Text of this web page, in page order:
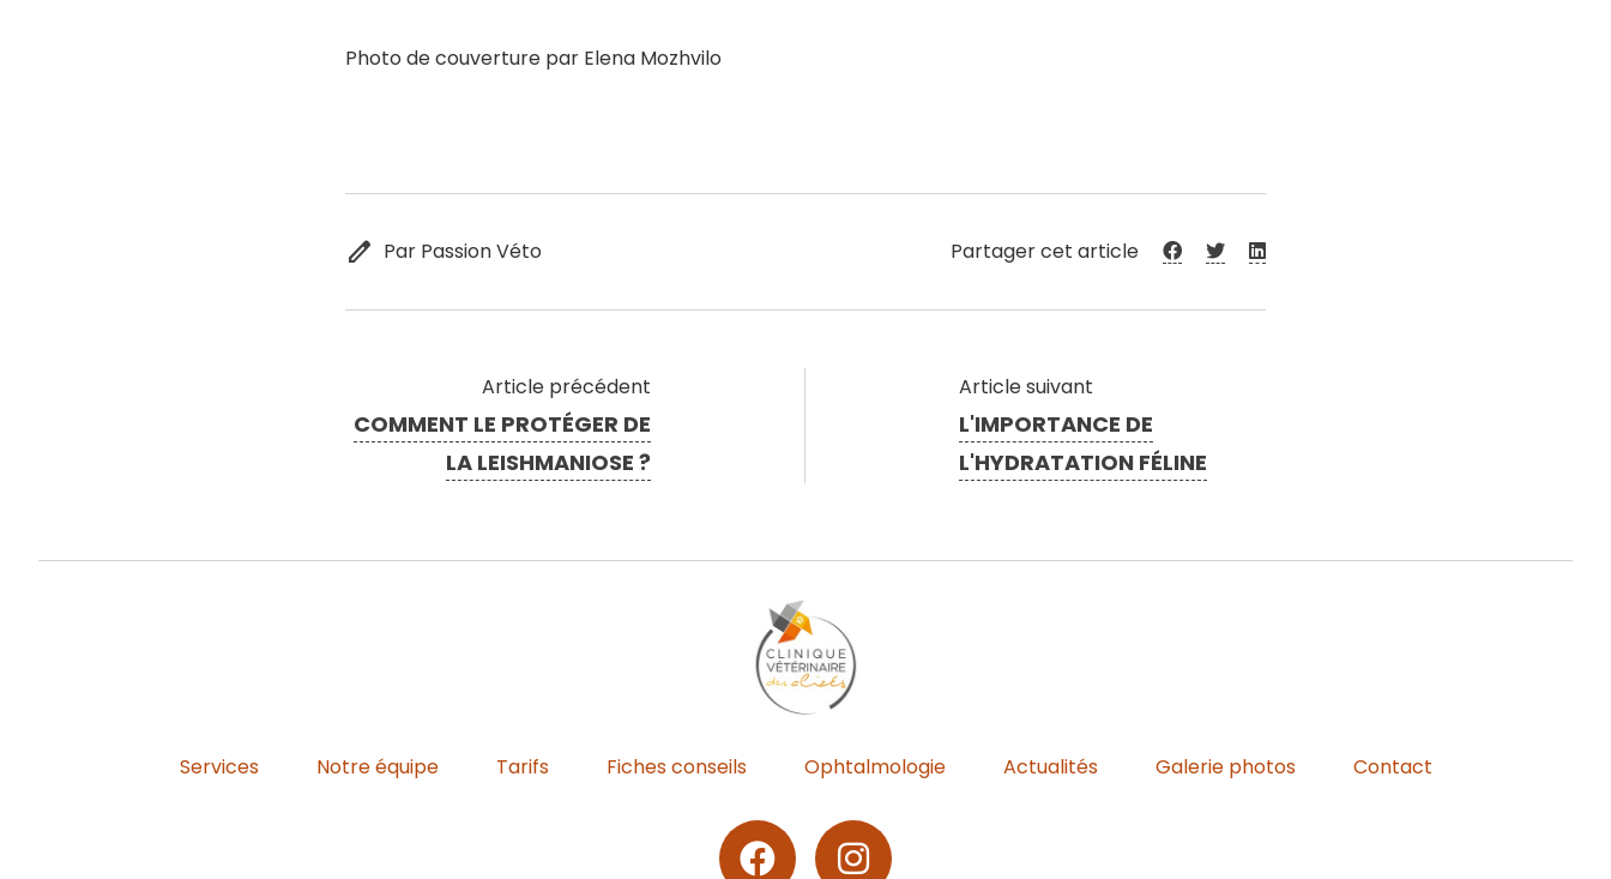
Photo de couverture par Elena Mozhvilo
edit Par Passion Véto Partager cet article
Article précédent
COMMENT LE PROTÉGER DE
LA LEISHMANIOSE ?
Article suivant
L'IMPORTANCE DE
L'HYDRATATION FÉLINE
Services Notre équipe Tarifs Fiches conseils Ophtalmologie Actualités Galerie photos Contact